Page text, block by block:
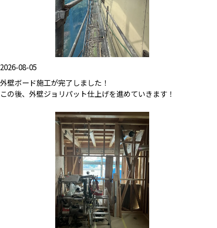
2026-08-05
外壁ボード施工が完了しました！
この後、外壁ジョリパット仕上げを進めていきます！